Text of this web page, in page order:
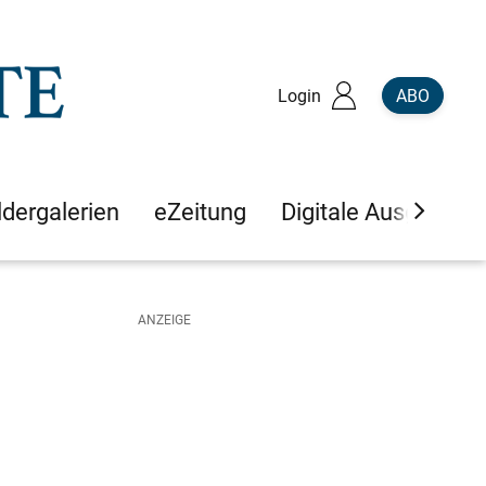
Login ABO
eZeitung Digitale Ausgaben